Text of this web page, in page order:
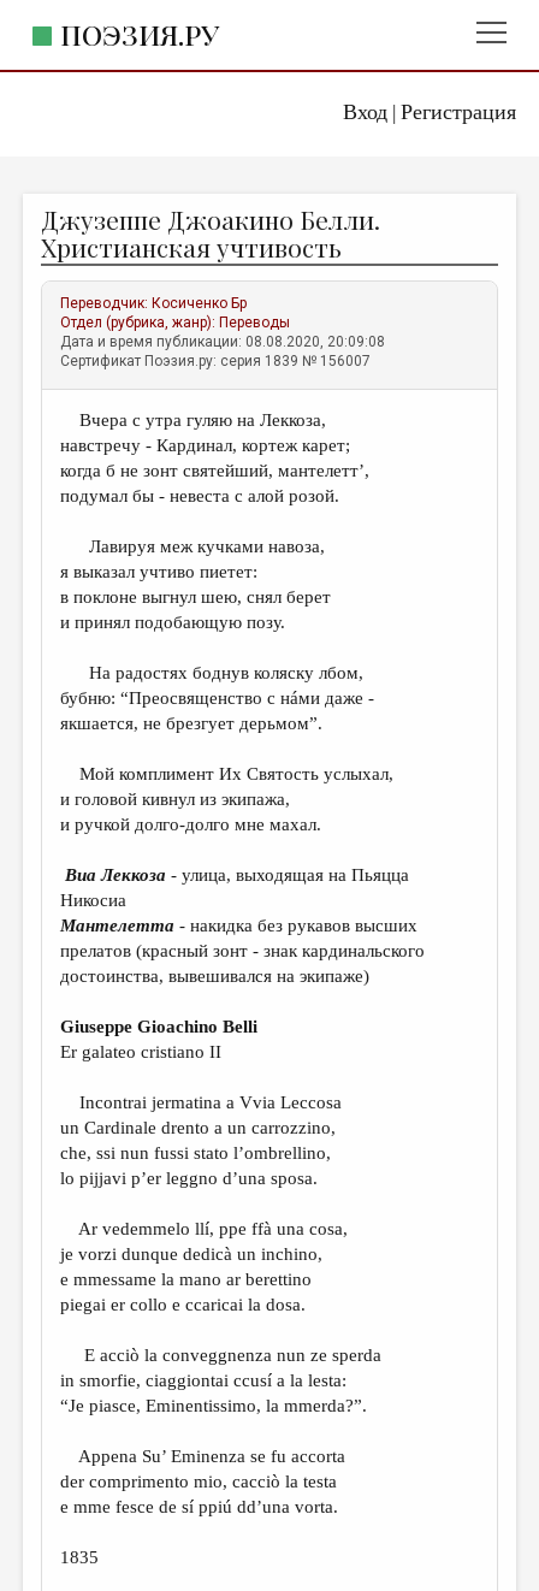
Вход| Регистрация
ПОЭЗИЯ.РУ
ЖАНРЫ
АВТОРЫ
КОММЕНТАРИИ
ЛИТСАЛОН
ПРАВИЛА САЙТА
ОТДЕЛЫ И РУБРИКИ
ДАЙДЖЕСТ
ПРОИЗВЕДЕНИЯ
КОНКУРСЫ
КНИЖНАЯ ПОЛКА
ОБЗОР ЛИТЕРАТУРЫ
СТРАНИЦЫ ПАМЯТИ
ОБЪЯВЛЕНИЯ
КОЛОНКА РЕДАКТОРА
ОТ РЕДАКЦИИ
ЭССЕИСТИКА
ЛИТЕРАТУРОВЕДЕНИЕ
ПУБЛИЦИСТИКА
РЕЦЕНЗИРОВАНИЕ
ТРЕДИАКОВСКИЙ
ВКОНТАКТЕ
Джузеппе Джоакино Белли.
Христианская учтивость
Переводчик: Косиченко Бр
Отдел (рубрика, жанр): Переводы
Дата и время публикации: 08.08.2020, 20:09:08
Сертификат Поэзия.ру: серия 1839 № 156007
Вчера с утра гуляю на Леккоза,
навстречу - Кардинал, кортеж карет;
когда б не зонт святейший, мантелетт’,
подумал бы - невеста с алой розой.
Лавируя меж кучками навоза,
я выказал учтиво пиетет:
в поклоне выгнул шею, снял берет
и принял подобающую позу.
На радостях боднув коляску лбом,
бубню: “Преосвященство c нáми даже -
якшается, не брезгует дерьмом”.
Мой комплимент Их Святость услыхал,
и головой кивнул из экипажа,
и ручкой долго-долго мне махал.
Виа Леккоза - улица, выходящая на Пьяцца
Никосиа
Мантелетта - накидка без рукавов высших
прелатов (красный зонт - знак кардинальского
достоинства, вывешивался на экипаже)
Giuseppe Gioachino Belli
Er galateo cristiano II
Incontrai jermatina a Vvia Leccosa
un Cardinale drento a un carrozzino,
che, ssi nun fussi stato l’ombrellino,
lo pijjavi p’er leggno d’una sposa.
Ar vedemmelo llí, ppe ffà una cosa,
je vorzi dunque dedicà un inchino,
e mmessame la mano ar berettino
piegai er collo e ccaricai la dosa.
E acciò la conveggnenza nun ze sperda
in smorfie, ciaggiontai ccusí a la lesta:
“Je piasce, Eminentissimo, la mmerda?”.
Appena Su’ Eminenza se fu accorta
der comprimento mio, cacciò la testa
e mme fesce de sí ppiú dd’una vorta.
1835